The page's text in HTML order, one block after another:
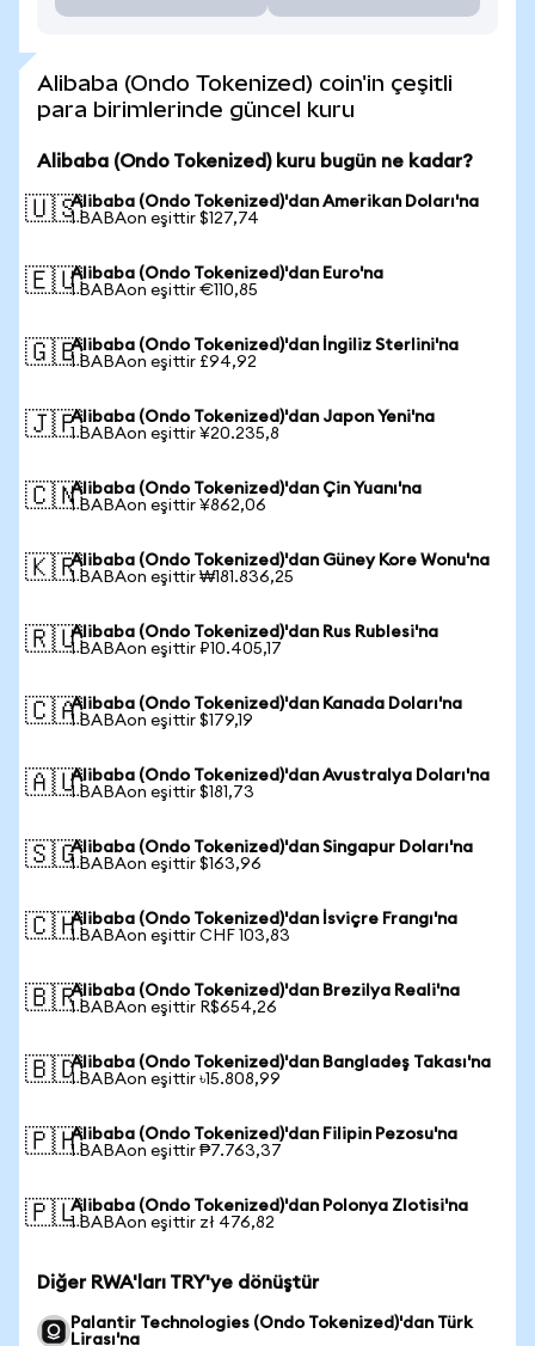
Alibaba (Ondo Tokenized) coin'in çeşitli
para birimlerinde güncel kuru
Alibaba (Ondo Tokenized) kuru bugün ne kadar?
🇺🇸Alibaba (Ondo Tokenized)'dan Amerikan Doları'na
1 BABAon eşittir $127,74
🇪🇺Alibaba (Ondo Tokenized)'dan Euro'na
1 BABAon eşittir €110,85
🇬🇧Alibaba (Ondo Tokenized)'dan İngiliz Sterlini'na
1 BABAon eşittir £94,92
🇯🇵Alibaba (Ondo Tokenized)'dan Japon Yeni'na
1 BABAon eşittir ¥20.235,8
🇨🇳Alibaba (Ondo Tokenized)'dan Çin Yuanı'na
1 BABAon eşittir ¥862,06
🇰🇷Alibaba (Ondo Tokenized)'dan Güney Kore Wonu'na
1 BABAon eşittir ₩181.836,25
🇷🇺Alibaba (Ondo Tokenized)'dan Rus Rublesi'na
1 BABAon eşittir ₽10.405,17
🇨🇦Alibaba (Ondo Tokenized)'dan Kanada Doları'na
1 BABAon eşittir $179,19
🇦🇺Alibaba (Ondo Tokenized)'dan Avustralya Doları'na
1 BABAon eşittir $181,73
🇸🇬Alibaba (Ondo Tokenized)'dan Singapur Doları'na
1 BABAon eşittir $163,96
🇨🇭Alibaba (Ondo Tokenized)'dan İsviçre Frangı'na
1 BABAon eşittir CHF 103,83
🇧🇷Alibaba (Ondo Tokenized)'dan Brezilya Reali'na
1 BABAon eşittir R$654,26
🇧🇩Alibaba (Ondo Tokenized)'dan Bangladeş Takası'na
1 BABAon eşittir ৳15.808,99
🇵🇭Alibaba (Ondo Tokenized)'dan Filipin Pezosu'na
1 BABAon eşittir ₱7.763,37
🇵🇱Alibaba (Ondo Tokenized)'dan Polonya Zlotisi'na
1 BABAon eşittir zł 476,82
Diğer RWA'ları TRY'ye dönüştür
Palantir Technologies (Ondo Tokenized)'dan Türk
Lirası'na